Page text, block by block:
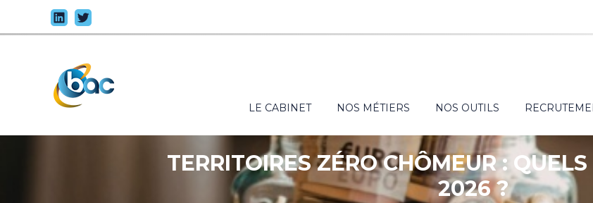
au
Principal
LE CABINET NOS MÉTIERS NOS OUTILS
TERRITOIRES ZÉRO CHÔMEUR :
2026 ?